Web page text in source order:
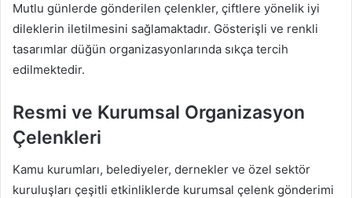
Mutlu günlerde gönderilen çelenkler, çiftlere yönelik iyi
dileklerin iletilmesini sağlamaktadır. Gösterişli ve renkli
tasarımlar düğün organizasyonlarında sıkça tercih
edilmektedir.
Resmi ve Kurumsal Organizasyon
Çelenkleri
Kamu kurumları, belediyeler, dernekler ve özel sektör
kuruluşları çeşitli etkinliklerde kurumsal çelenk gönderimi